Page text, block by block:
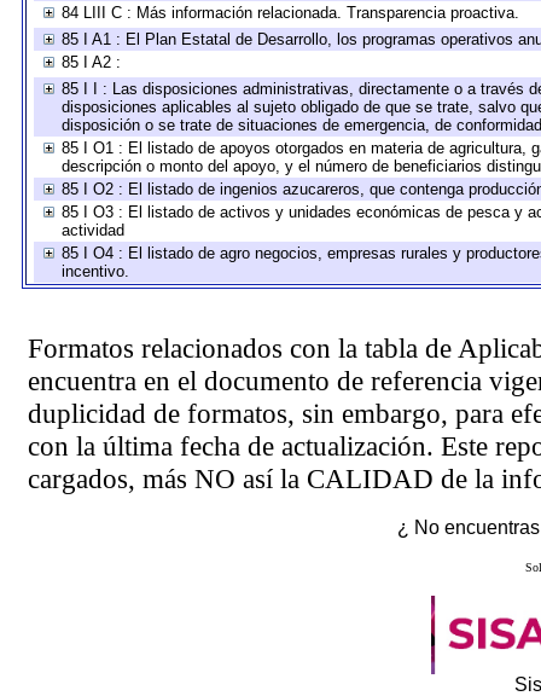
84 LIII C : Más información relacionada. Transparencia proactiva.
85 I A1 : El Plan Estatal de Desarrollo, los programas operativos
85 I A2 :
85 I I : Las disposiciones administrativas, directamente o a través
disposiciones aplicables al sujeto obligado de que se trate, salvo
disposición o se trate de situaciones de emergencia, de
85 I O1 : El listado de apoyos otorgados en materia de agricultura,
descripción o monto del apoyo, y el número de beneficiarios
85 I O2 : El listado de ingenios azucareros, que contenga
85 I O3 : El listado de activos y unidades económicas de pesca y
actividad
85 I O4 : El listado de agro negocios, empresas rurales y
incentivo.
Formatos relacionados con la tabla de
encuentra en el documento de referencia
duplicidad de formatos, sin embargo, para
con la última fecha de actualización. Este
cargados, más NO así la CALIDAD de la
¿ No